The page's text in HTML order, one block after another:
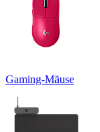
Gaming-Mäuse